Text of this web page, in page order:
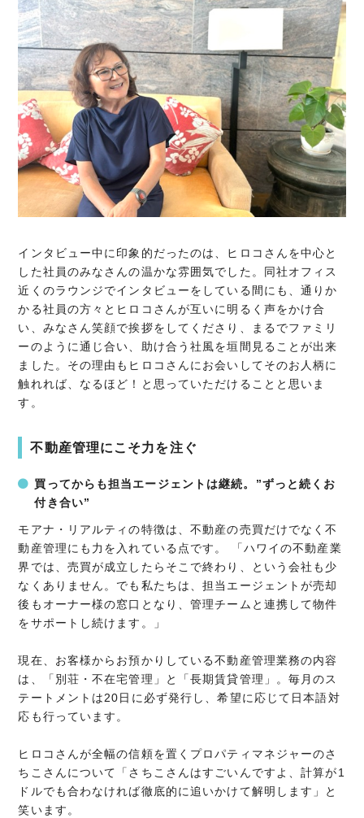
インタビュー中に印象的だったのは、ヒロコさんを中心と
した社員のみなさんの温かな雰囲気でした。同社オフィス
近くのラウンジでインタビューをしている間にも、通りか
かる社員の方々とヒロコさんが互いに明るく声をかけ合
い、みなさん笑顔で挨拶をしてくださり、まるでファミリ
ーのように通じ合い、助け合う社風を垣間見ることが出来
ました。その理由もヒロコさんにお会いしてそのお人柄に
触れれば、なるほど！と思っていただけることと思いま
す。
不動産管理にこそ力を注ぐ
買ってからも担当エージェントは継続。”ずっと続くお
付き合い”
モアナ・リアルティの特徴は、不動産の売買だけでなく不
動産管理にも力を入れている点です。 「ハワイの不動産業
界では、売買が成立したらそこで終わり、という会社も少
なくありません。でも私たちは、担当エージェントが売却
後もオーナー様の窓口となり、管理チームと連携して物件
をサポートし続けます。」
現在、お客様からお預かりしている不動産管理業務の内容
は、「別荘・不在宅管理」と「長期賃貸管理」。毎月のス
テートメントは20日に必ず発行し、希望に応じて日本語対
応も行っています。
ヒロコさんが全幅の信頼を置くプロパティマネジャーのさ
ちこさんについて「さちこさんはすごいんですよ、計算が1
ドルでも合わなければ徹底的に追いかけて解明します」と
笑います。